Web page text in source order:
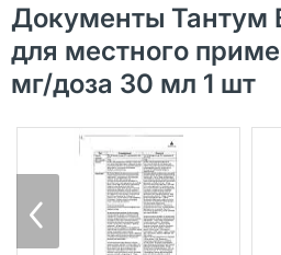
Документы Тантум
для местного
мг/доза 30 мл 1 шт